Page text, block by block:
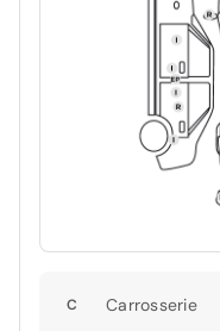
C Carrosserie